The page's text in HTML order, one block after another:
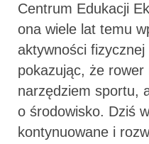
Centrum Edukacji
ona wiele lat temu
aktywności
pokazując, że
narzędziem sportu,
o środowisko. Dziś
kontynuowane i